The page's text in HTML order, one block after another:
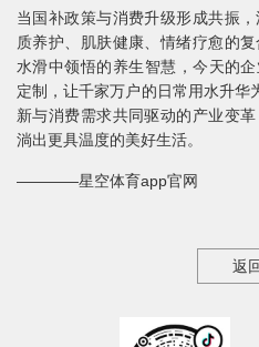
当国补政策与消费升级形成共振
质养护、肌肤健康、情绪疗愈的
水滑中领悟的养生智慧，今天的
定制，让千家万户的日常用水升华
新与消费需求共同驱动的产业变
淌出更具温度的美好生活。
————星空体育app官网
返